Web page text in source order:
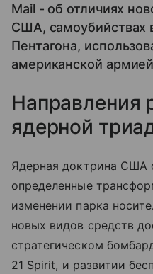
Mail - об отличиях
США, самоубийствах
Пентагона,
американской
Направления
ядерной
Ядерная доктрина США
определенные
изменении парка
новых видов средств
стратегическом
21 Spirit, и развитии